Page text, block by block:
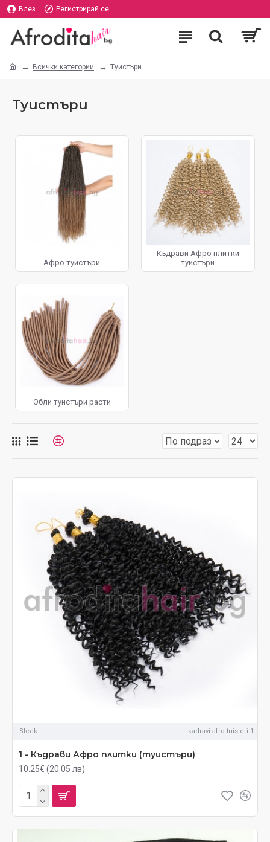
Влез Регистрирай се
Всички категории Туистъри
Туистъри
Афро туистъри
Къдрави Афро плитки
туистъри
Обли туистъри расти
Sleek kadravi-afro-tuisteri-1
1 - Къдрави Афро плитки (туистъри)
10.25€ (20.05 лв)